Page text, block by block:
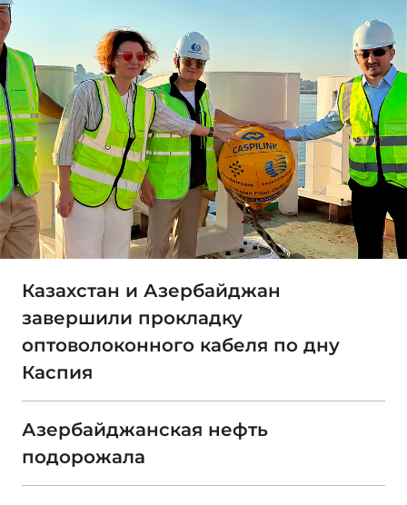
Казахстан и Азербайджан
завершили прокладку
оптоволоконного кабеля по дну
Каспия
Азербайджанская нефть
подорожала